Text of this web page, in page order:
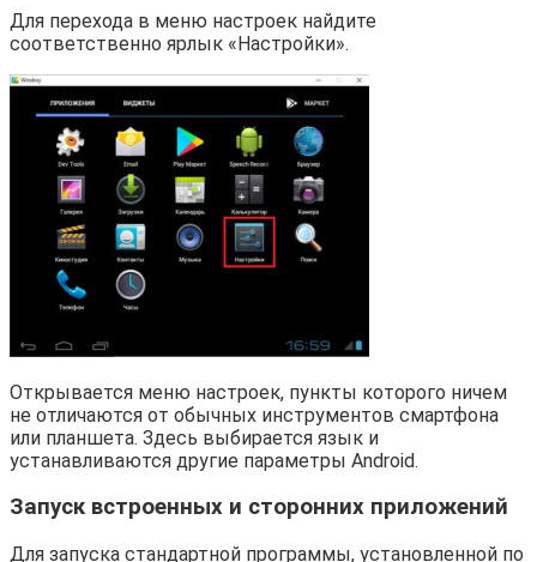
Для перехода в меню настроек найдите
соответственно ярлык «Настройки».
Открывается меню настроек, пункты которого ничем
не отличаются от обычных инструментов смартфона
или планшета. Здесь выбирается язык и
устанавливаются другие параметры Android.
Запуск встроенных и сторонних приложений
Для запуска стандартной программы, установленной по